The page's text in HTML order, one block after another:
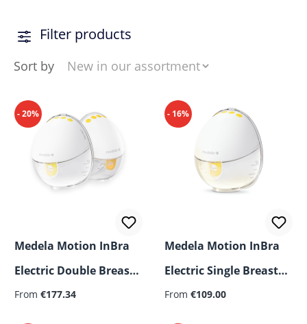
Filter products
Sort by
- 20%
Medela Motion InBra
Electric Double Breast
Pump
From €177.34
- 16%
Medela Motion InBra
Electric Single Breast
Pump
From €109.00